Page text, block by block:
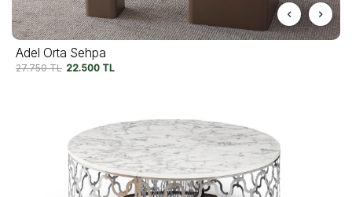
Adel Orta Sehpa
27.750TL 22.500 TL